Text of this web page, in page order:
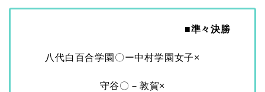
■準々決勝
八代白百合学園〇ー中村学園女子×
守谷〇－敦賀×